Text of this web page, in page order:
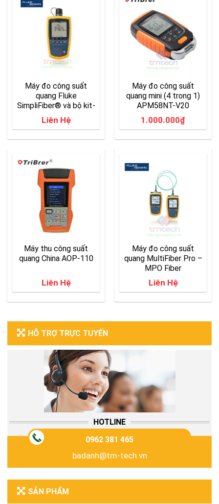
Máy đo công suất
quang Fluke
SimpliFiber® và bộ kit-
chính hãng
Liên Hệ
Máy đo công suất
quang mini (4 trong 1)
APM58NT-V20
1.000.000₫
Máy thu công suất
quang China AOP-110
Liên Hệ
Máy đo công suất
quang MultiFiber Pro –
MPO Fiber
Liên Hệ
HỖ TRỢ TRỰC TUYẾN
HOTLINE
0962 381 465
badanh@tm-tech.vn
SẢN PHẨM